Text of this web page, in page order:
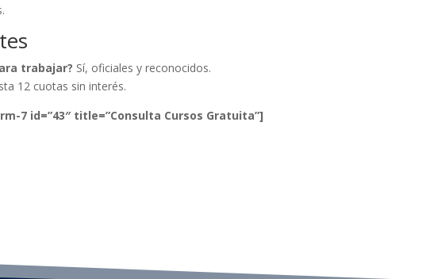
trabajar? Sí, oficiales y reconocidos.
12 cuotas sin interés.
7 id=”43″ title=”Consulta Cursos Gratuita”]